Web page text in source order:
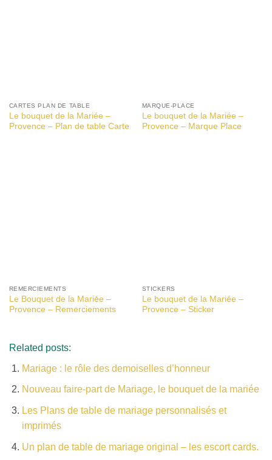
CARTES PLAN DE TABLE
Le bouquet de la Mariée –
Provence – Plan de table Carte
MARQUE-PLACE
Le bouquet de la Mariée –
Provence – Marque Place
REMERCIEMENTS
Le Bouquet de la Mariée –
Provence – Remerciements
STICKERS
Le bouquet de la Mariée –
Provence – Sticker
Related posts:
Mariage : le rôle des demoiselles d’honneur
Nouveau faire-part de Mariage, le bouquet de la mariée
Les Plans de table de mariage personnalisés et
imprimés
Un plan de table de mariage original – les escort cards.